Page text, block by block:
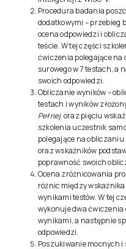
Procedura badania
dodatkowymi – przebieg
ocena odpowiedzi i
teście. W tej części
ćwiczenia polegające na
surowego w 7 testach, a
swoich odpowiedzi.
Obliczanie wyników –
testach i wyników
Pełnejoraz pięciu
szkolenia uczestnik
polegające na
oraz wskaźników
poprawność swoich
Ocena zróżnicowania
różnic między
wynikami testów. W tej
wykonuje dwa ćwiczenia
wynikami, a następnie
odpowiedzi.
Poszukiwanie mocnych